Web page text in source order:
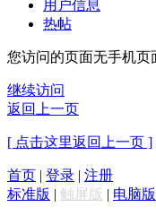
用户信息
热帖
您访问的页面无手机页
继续访问
返回上一页
[ 点击这里返回上一页 ]
首页 | 登录 | 注册
标准版 | 触屏版 | 电脑版